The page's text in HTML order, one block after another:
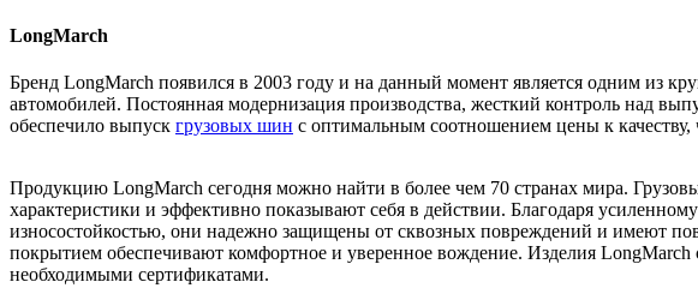
LongMarch
Бренд LongMarch появился в 2003 году и на данный момент является одним из
автомобилей. Постоянная модернизация производства, жесткий контроль над
обеспечило выпуск грузовых шин с оптимальным соотношением цены к
Продукцию LongMarch сегодня можно найти в более чем 70 странах мира.
характеристики и эффективно показывают себя в действии. Благодаря
износостойкостью, они надежно защищены от сквозных повреждений и имеют
покрытием обеспечивают комфортное и уверенное вождение. Изделия LongMarch
необходимыми сертификатами.